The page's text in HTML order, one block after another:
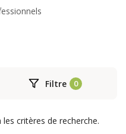
Filtre
critères de recherche.